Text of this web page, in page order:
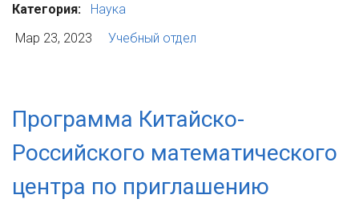
Категория:
Наука
Мар 23, 2023
Учебный отдел
Программа Китайско-
Российского математического
центра по приглашению